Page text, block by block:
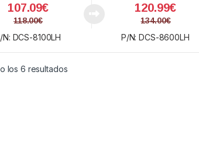
107.09€
118.00€
N: DCS-8100LH
120.99€
134.00€
P/N: DCS-8600LH
los 6 resultadosOrdenado por precio: bajo a alto